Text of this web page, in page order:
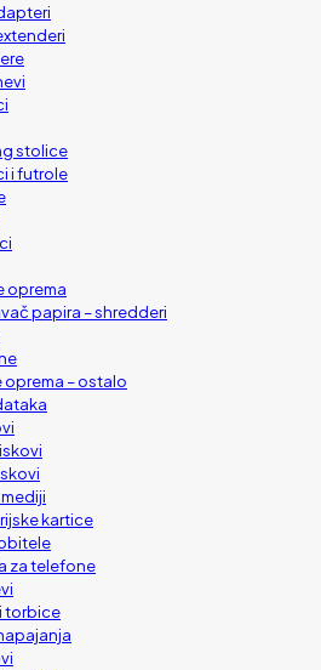
stolice
i futrole
oprema
papira – shredderi
– ostalo
kartice
za telefone
torbice